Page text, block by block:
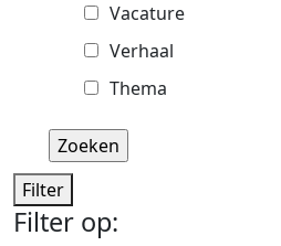
Vacature
Verhaal
Thema
Filter
Filter op: